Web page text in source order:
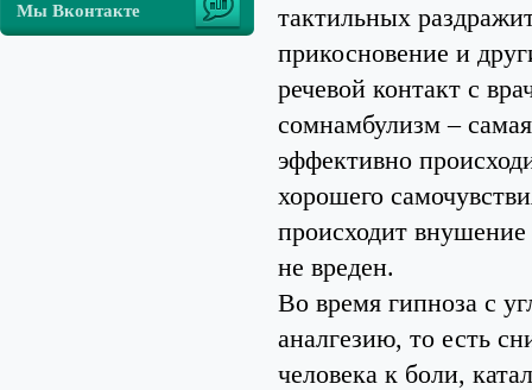
Мы Вконтакте
тактильных
прикосновение и
речевой контакт с
сомнамбулизм –
эффективно
хорошего
происходит
не вреден.
Во время гипноза с
аналгезию, то есть
человека к боли,